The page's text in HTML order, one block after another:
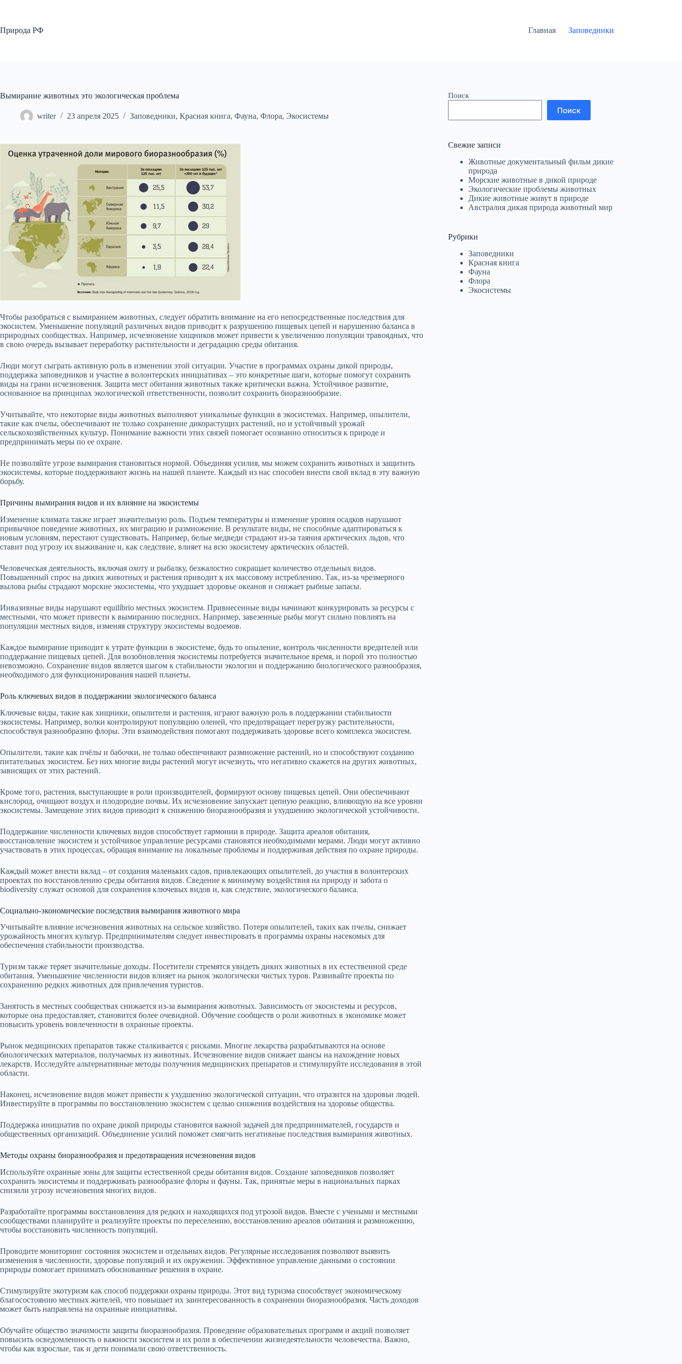
Природа РФ
Главная Заповедники
Вымирание животных это экологическая проблема
writer 23 апреля 2025 Заповедники, Красная книга, Фауна, Флора, Экосистемы
Чтобы разобраться с вымиранием животных, следует обратить внимание на его непосредственные последствия для
экосистем. Уменьшение популяций различных видов приводит к разрушению пищевых цепей и нарушению баланса в
природных сообществах. Например, исчезновение хищников может привести к увеличению популяции травоядных, что
в свою очередь вызывает переработку растительности и деградацию среды обитания.
Люди могут сыграть активную роль в изменении этой ситуации. Участие в программах охраны дикой природы,
поддержка заповедников и участие в волонтерских инициативах – это конкретные шаги, которые помогут сохранить
виды на грани исчезновения. Защита мест обитания животных также критически важна. Устойчивое развитие,
основанное на принципах экологической ответственности, позволит сохранить биоразнообразие.
Учитывайте, что некоторые виды животных выполняют уникальные функции в экосистемах. Например, опылители,
такие как пчелы, обеспечивают не только сохранение дикорастущих растений, но и устойчивый урожай
сельскохозяйственных культур. Понимание важности этих связей помогает осознанно относиться к природе и
предпринимать меры по ее охране.
Не позволяйте угрозе вымирания становиться нормой. Объединяя усилия, мы можем сохранить животных и защитить
экосистемы, которые поддерживают жизнь на нашей планете. Каждый из нас способен внести свой вклад в эту важную
борьбу.
Причины вымирания видов и их влияние на экосистемы
Изменение климата также играет значительную роль. Подъем температуры и изменение уровня осадков нарушают
привычное поведение животных, их миграцию и размножение. В результате виды, не способные адаптироваться к
новым условиям, перестают существовать. Например, белые медведи страдают из-за таяния арктических льдов, что
ставит под угрозу их выживание и, как следствие, влияет на всю экосистему арктических областей.
Человеческая деятельность, включая охоту и рыбалку, безжалостно сокращает количество отдельных видов.
Повышенный спрос на диких животных и растения приводит к их массовому истреблению. Так, из-за чрезмерного
вылова рыбы страдают морские экосистемы, что ухудшает здоровье океанов и снижает рыбные запасы.
Инвазивные виды нарушают equilíbrio местных экосистем. Привнесенные виды начинают конкурировать за ресурсы с
местными, что может привести к вымиранию последних. Например, завезенные рыбы могут сильно повлиять на
популяции местных видов, изменяя структуру экосистемы водоемов.
Каждое вымирание приводит к утрате функции в экосистеме, будь то опыление, контроль численности вредителей или
поддержание пищевых цепей. Для возобновления экосистемы потребуется значительное время, и порой это полностью
невозможно. Сохранение видов является шагом к стабильности экологии и поддержанию биологического разнообразия,
необходимого для функционирования нашей планеты.
Роль ключевых видов в поддержании экологического баланса
Ключевые виды, такие как хищники, опылители и растения, играют важную роль в поддержании стабильности
экосистемы. Например, волки контролируют популяцию оленей, что предотвращает перегрузку растительности,
способствуя разнообразию флоры. Эти взаимодействия помогают поддерживать здоровье всего комплекса экосистем.
Опылители, такие как пчёлы и бабочки, не только обеспечивают размножение растений, но и способствуют созданию
питательных экосистем. Без них многие виды растений могут исчезнуть, что негативно скажется на других животных,
зависящих от этих растений.
Кроме того, растения, выступающие в роли производителей, формируют основу пищевых цепей. Они обеспечивают
кислород, очищают воздух и плодородие почвы. Их исчезновение запускает цепную реакцию, влияющую на все уровни
экосистемы. Замещение этих видов приводит к снижению биоразнообразия и ухудшению экологической устойчивости.
Поддержание численности ключевых видов способствует гармонии в природе. Защита ареалов обитания,
восстановление экосистем и устойчивое управление ресурсами становятся необходимыми мерами. Люди могут активно
участвовать в этих процессах, обращая внимание на локальные проблемы и поддерживая действия по охране природы.
Каждый может внести вклад – от создания маленьких садов, привлекающих опылителей, до участия в волонтерских
проектах по восстановлению среды обитания видов. Сведение к минимуму воздействия на природу и забота о
biodiversity служат основой для сохранения ключевых видов и, как следствие, экологического баланса.
Социально-экономические последствия вымирания животного мира
Учитывайте влияние исчезновения животных на сельское хозяйство. Потеря опылителей, таких как пчелы, снижает
урожайность многих культур. Предпринимателям следует инвестировать в программы охраны насекомых для
обеспечения стабильности производства.
Туризм также теряет значительные доходы. Посетители стремятся увидеть диких животных в их естественной среде
обитания. Уменьшение численности видов влияет на рынок экологически чистых туров. Развивайте проекты по
сохранению редких животных для привлечения туристов.
Занятость в местных сообществах снижается из-за вымирания животных. Зависимость от экосистемы и ресурсов,
которые она предоставляет, становится более очевидной. Обучение сообществ о роли животных в экономике может
повысить уровень вовлеченности в охранные проекты.
Рынок медицинских препаратов также сталкивается с рисками. Многие лекарства разрабатываются на основе
биологических материалов, получаемых из животных. Исчезновение видов снижает шансы на нахождение новых
лекарств. Исследуйте альтернативные методы получения медицинских препаратов и стимулируйте исследования в этой
области.
Наконец, исчезновение видов может привести к ухудшению экологической ситуации, что отразится на здоровьи людей.
Инвестируйте в программы по восстановлению экосистем с целью снижения воздействия на здоровье общества.
Поддержка инициатив по охране дикой природы становится важной задачей для предпринимателей, государств и
общественных организаций. Объединение усилий поможет смягчить негативные последствия вымирания животных.
Методы охраны биоразнообразия и предотвращения исчезновения видов
Используйте охранные зоны для защиты естественной среды обитания видов. Создание заповедников позволяет
сохранить экосистемы и поддерживать разнообразие флоры и фауны. Так, принятые меры в национальных парках
снизили угрозу исчезновения многих видов.
Разработайте программы восстановления для редких и находящихся под угрозой видов. Вместе с учеными и местными
сообществами планируйте и реализуйте проекты по переселению, восстановлению ареалов обитания и размножению,
чтобы восстановить численность популяций.
Проводите мониторинг состояния экосистем и отдельных видов. Регулярные исследования позволяют выявить
изменения в численности, здоровье популяций и их окружении. Эффективное управление данными о состоянии
природы помогает принимать обоснованные решения в охране.
Стимулируйте экотуризм как способ поддержки охраны природы. Этот вид туризма способствует экономическому
благосостоянию местных жителей, что повышает их заинтересованность в сохранении биоразнообразия. Часть доходов
может быть направлена на охранные инициативы.
Обучайте общество значимости защиты биоразнообразия. Проведение образовательных программ и акций позволяет
повысить осведомленность о важности экосистем и их роли в обеспечении жизнедеятельности человечества. Важно,
чтобы как взрослые, так и дети понимали свою ответственность.
Поиск
Поиск
Свежие записи
Животные документальный фильм дикие
природа
Морские животные в дикой природе
Экологические проблемы животных
Дикие животные живут в природе
Австралия дикая природа животный мир
Рубрики
Заповедники
Красная книга
Фауна
Флора
Экосистемы